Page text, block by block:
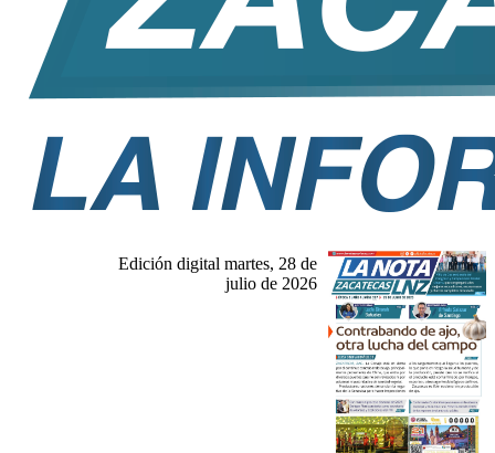
Edición digital martes, 28 de
julio de 2026